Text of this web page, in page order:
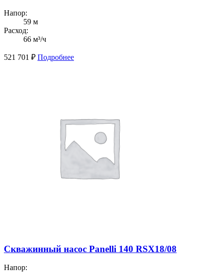
Напор:
59 м
Расход:
66 м³/ч
521 701 ₽ Подробнее
Скважинный насос Panelli 140 RSX18/08
Напор: